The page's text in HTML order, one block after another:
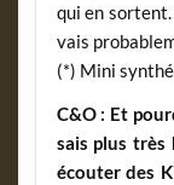
qui en
vais
(*) Mini
C&O : Et
sais plus très
écouter des